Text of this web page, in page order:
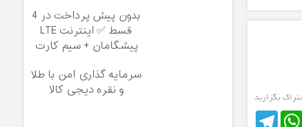
بگزارید
TelegramWhatsApp
بدون پیش پرداخت در 4
قسط ✅ اینترنت LTE
پیشگامان + سیم کارت
سرمایه گذاری امن با طلا
و نقره دیجی کالا